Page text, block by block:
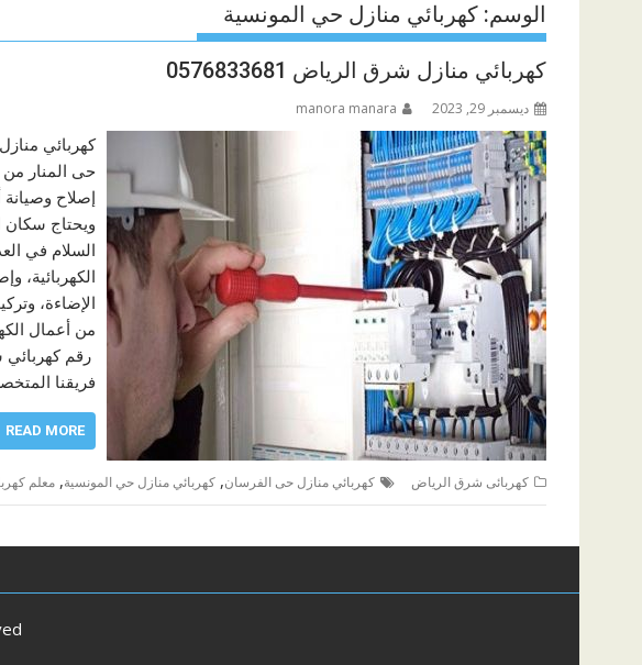
الوسم: كهربائي منازل حي المونسية
كهربائي منازل شرق الرياض 0576833681
ديسمبر 29, 2023 manora manara
كهربائي
حى المنار
إصلاح وصيانة
ويحتاج سكان
السلام في
الكهربائية،
الإضاءة،
من أعمال
رقم
فريقنا
READ MORE
كهربائى شرق الرياض كهربائي منازل حى الفرسان, كهربائي منازل حي المونسية, معلم